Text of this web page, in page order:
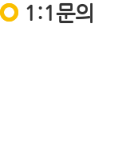
1:1문의